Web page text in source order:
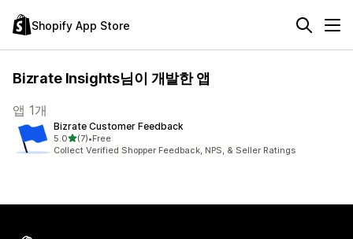
Shopify App Store
Bizrate Insights님이 개발한 앱
앱 1개
Bizrate Customer Feedback
5.0별 5개 중
(7)
총 리뷰 7개
•Free
Collect Verified Shopper Feedback, NPS, & Seller Ratings